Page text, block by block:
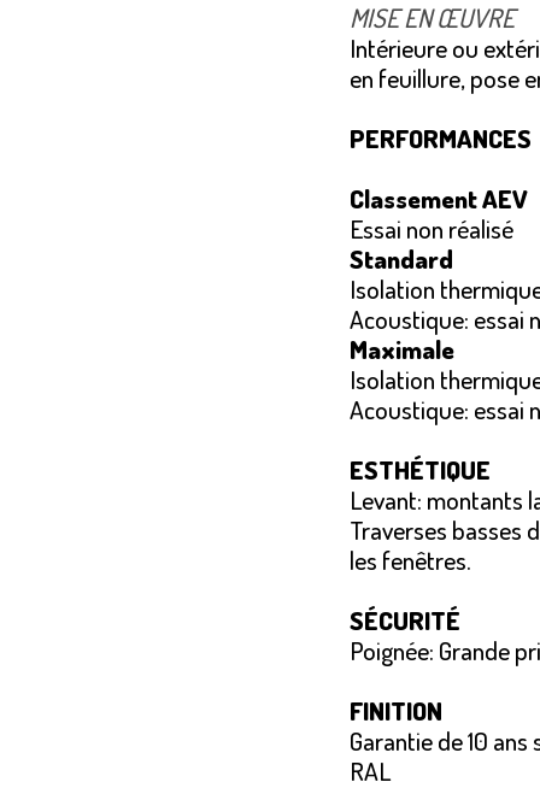
MISE EN ŒUVRE
Intérieure ou
en feuillure, pose
PERFORMANCES
Classement AEV
Essai non réalisé
Standard
Isolation
Acoustique: essai
Maximale
Isolation
Acoustique: essai
ESTHÉTIQUE
Levant: montants
Traverses basses
les fenêtres.
SÉCURITÉ
Poignée: Grande
FINITION
Garantie de 10
RAL